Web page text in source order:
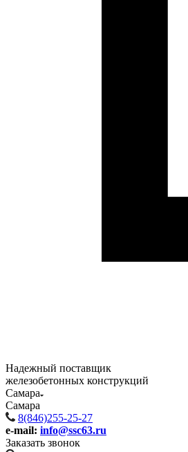
Надежный поставщик
железобетонных конструкций
Самара
Самара
8(846)255-25-27
e-mail: info@ssc63.ru
Заказать звонок